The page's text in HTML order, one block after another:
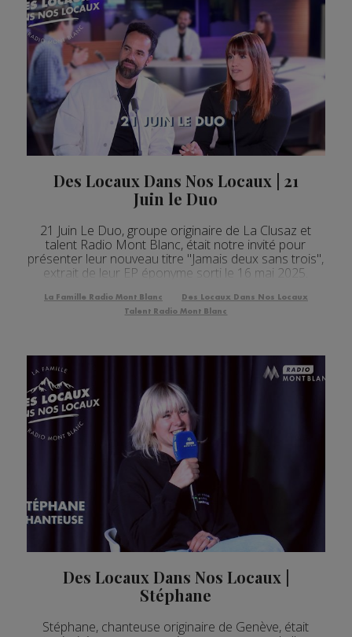
Des Locaux Dans Nos Locaux | 21
Juin le Duo
21 Juin Le Duo, groupe originaire de La Clusaz et
talent Radio Mont Blanc, était notre invité pour
présenter leur nouveau titre "Jamais deux sans trois",
extrait de leur EP éponyme sorti le 16 mai 2025.
La Famille Radio Mont Blanc
Des Locaux Dans Nos Locaux
Talent Radio Mont Blanc
Des Locaux Dans Nos Locaux |
Stéphane
Stéphane, chanteuse originaire de Genève, était